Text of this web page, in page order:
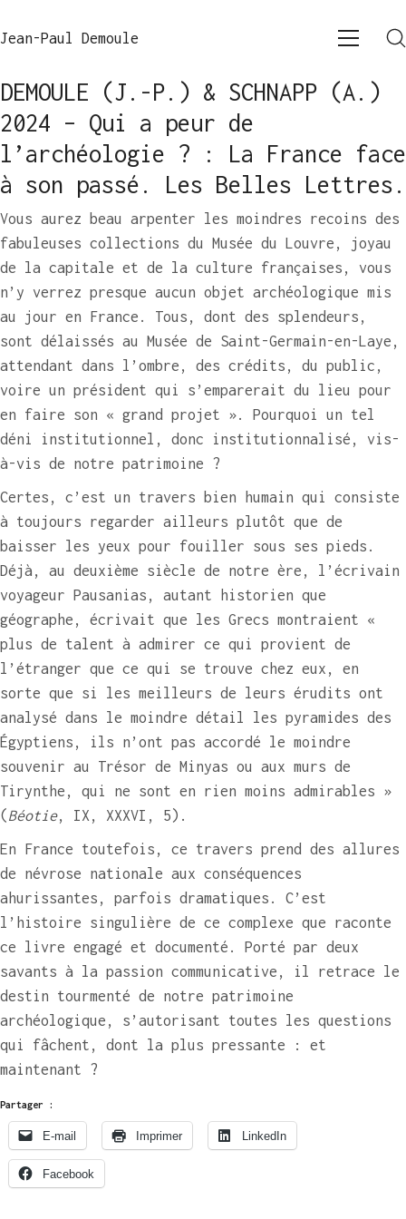
Jean-Paul Demoule
DEMOULE (J.-P.) & SCHNAPP (A.)
2024 – Qui a peur de
l’archéologie ? : La France face
à son passé. Les Belles Lettres.
Vous aurez beau arpenter les moindres recoins des
fabuleuses collections du Musée du Louvre, joyau
de la capitale et de la culture françaises, vous
n’y verrez presque aucun objet archéologique mis
au jour en France. Tous, dont des splendeurs,
sont délaissés au Musée de Saint-Germain-en-Laye,
attendant dans l’ombre, des crédits, du public,
voire un président qui s’emparerait du lieu pour
en faire son « grand projet ». Pourquoi un tel
déni institutionnel, donc institutionnalisé, vis-
à-vis de notre patrimoine ?
Certes, c’est un travers bien humain qui consiste
à toujours regarder ailleurs plutôt que de
baisser les yeux pour fouiller sous ses pieds.
Déjà, au deuxième siècle de notre ère, l’écrivain
voyageur Pausanias, autant historien que
géographe, écrivait que les Grecs montraient «
plus de talent à admirer ce qui provient de
l’étranger que ce qui se trouve chez eux, en
sorte que si les meilleurs de leurs érudits ont
analysé dans le moindre détail les pyramides des
Égyptiens, ils n’ont pas accordé le moindre
souvenir au Trésor de Minyas ou aux murs de
Tirynthe, qui ne sont en rien moins admirables »
(Béotie, IX, XXXVI, 5).
En France toutefois, ce travers prend des allures
de névrose nationale aux conséquences
ahurissantes, parfois dramatiques. C’est
l’histoire singulière de ce complexe que raconte
ce livre engagé et documenté. Porté par deux
savants à la passion communicative, il retrace le
destin tourmenté de notre patrimoine
archéologique, s’autorisant toutes les questions
qui fâchent, dont la plus pressante : et
maintenant ?
Partager :
E-mail Imprimer LinkedIn
Facebook